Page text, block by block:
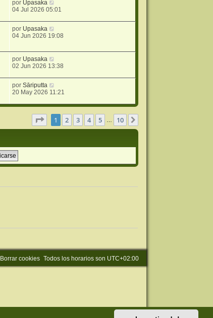
e
por Upasaka
04 Jul 2026 05:01
por Upasaka
04 Jun 2026 19:08
por Upasaka
02 Jun 2026 13:38
porSāriputta
20 May 2026 11:21
Página1 de 10
1 2 3 4 5 … 10
Todos los horarios son UTC+02:00
Borrar cookies